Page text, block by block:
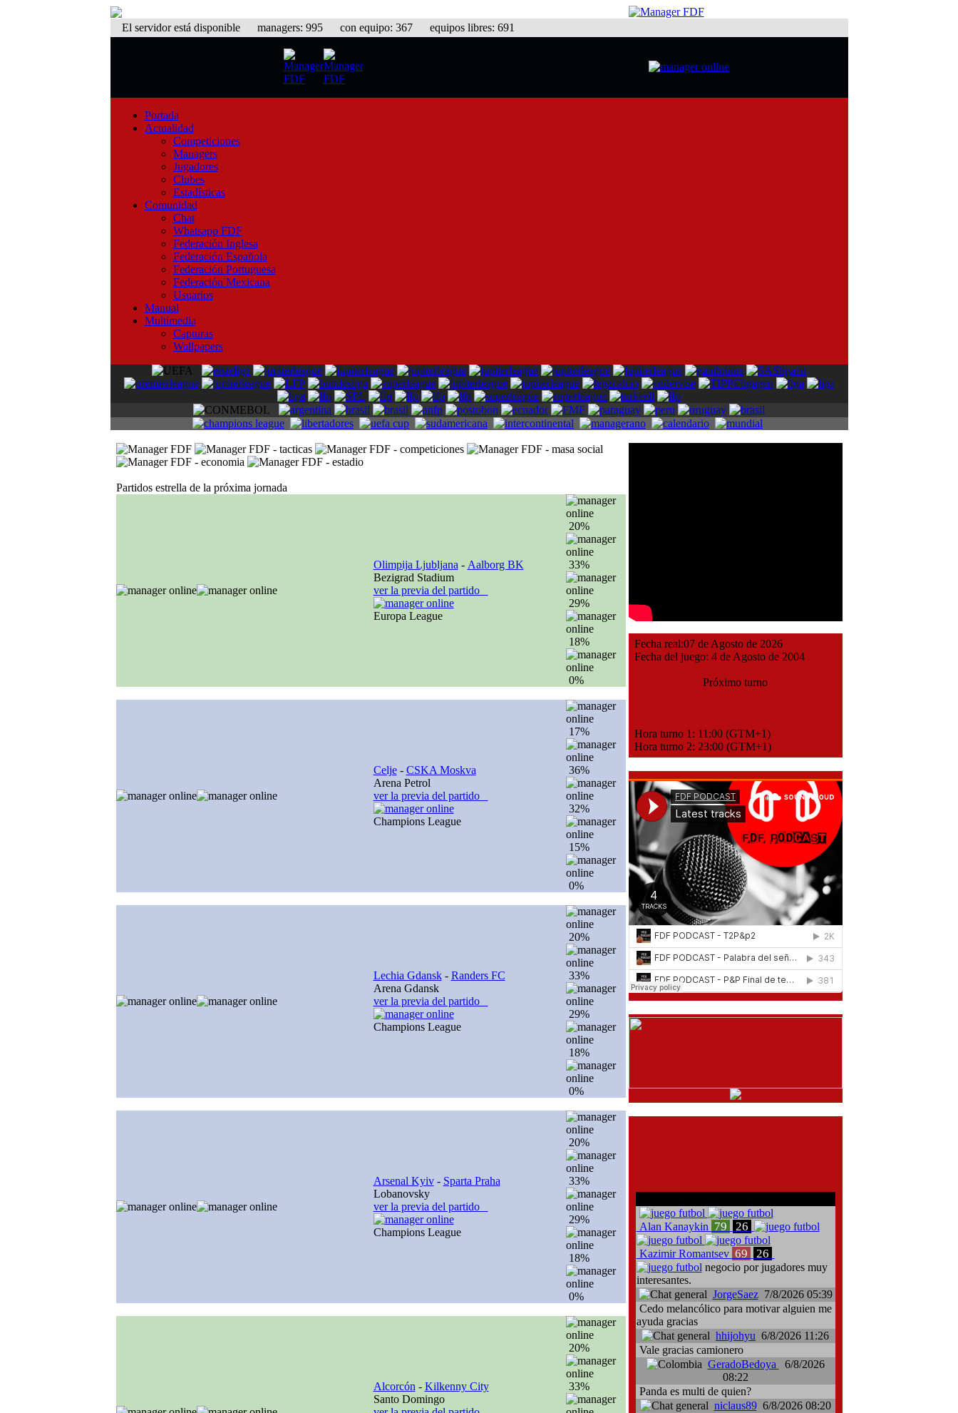
El servidor está disponiblemanagers: 995 con equipo: 367 equipos libres: 691
Portada
Actualidad
Competiciones
Managers
Jugadores
Clubes
Estadísticas
Comunidad
Chat
Whatsapp FDF
Federación Inglesa
Federación Española
Federación Portuguesa
Federación Mexicana
Usuarios
Manual
Multimedia
Capturas
Wallpapers
Partidos estrella de la próxima jornada
Olimpija Ljubljana - Aalborg BK
Bezigrad Stadium
ver la previa del partido
Europa League
20%
33%
29%
18%
0%
Celje- CSKA Moskva
Arena Petrol
ver la previa del partido
Champions League
17%
36%
32%
15%
0%
Lechia Gdansk- Randers FC
Arena Gdansk
ver la previa del partido
Champions League
20%
33%
29%
18%
0%
Arsenal Kyiv- Sparta Praha
Lobanovsky
ver la previa del partido
Champions League
20%
33%
29%
18%
0%
Alcorcón - Kilkenny City
Santo Domingo
20%
33%
Fecha real:07 de Agosto de 2026
Fecha del juego: 4 de Agosto de 2004
Próximo turno
Hora turno 1: 11:00 (GTM+1)
Hora turno 2: 23:00 (GTM+1)
Alan Kanaykin 79 26
Kazimir Romantsev 69 26
negocio por jugadores muy
interesantes.
JorgeSaez7/8/2026 05:39
Cedo melancólico para motivar alguien me
ayuda gracias
hhijohyu 6/8/2026 11:26
Vale gracias camionero
GeradoBedoya
6/8/2026
08:22
Panda es multi de quien?
niclaus896/8/2026 08:20